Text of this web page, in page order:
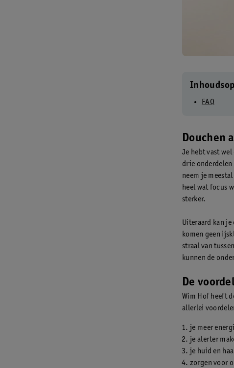
FAQ
Douchen
Je hebt vast
drie
neem je
heel wat focus
sterker.
Uiteraard kan
komen geen
straal van
kunnen de
De
Wim Hof heeft
allerlei
je meer
je alerter
je huid en
zorgen voor